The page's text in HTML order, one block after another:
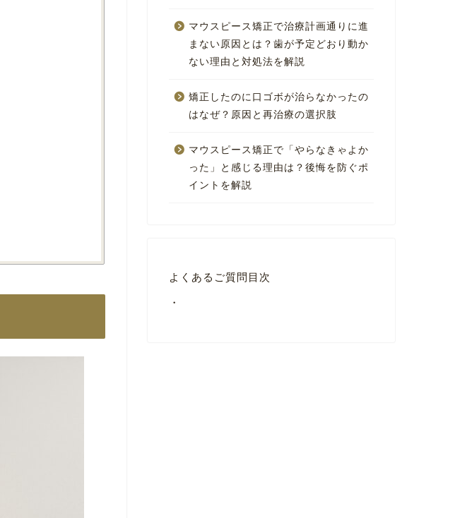
マウスピース矯正で治療計画通りに進
まない原因とは？歯が予定どおり動か
ない理由と対処法を解説
矯正したのに口ゴボが治らなかったの
はなぜ？原因と再治療の選択肢
マウスピース矯正で「やらなきゃよか
った」と感じる理由は？後悔を防ぐポ
イントを解説
よくあるご質問目次
・